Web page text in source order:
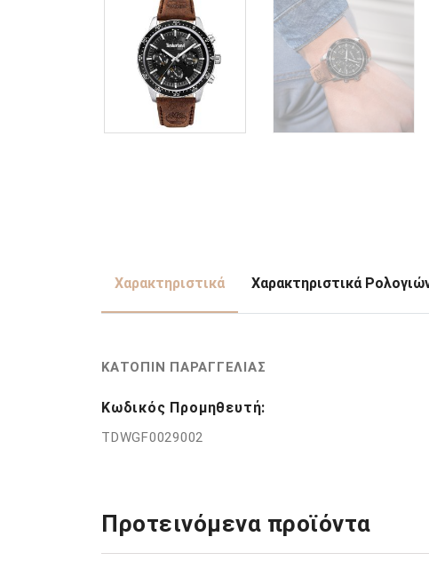
Χαρακτηριστικά Χαρακτηριστικά
ΚΑΤΟΠΙΝ ΠΑΡΑΓΓΕΛΙΑΣ
Κωδικός Προμηθευτή:
TDWGF0029002
Προτεινόμενα προϊόντα